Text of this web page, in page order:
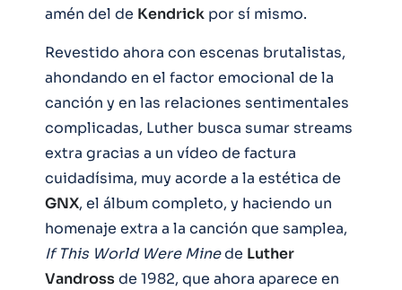
amén del de Kendrick por sí mismo.
Revestido ahora con escenas brutalistas,
ahondando en el factor emocional de la
canción y en las relaciones sentimentales
complicadas, Luther busca sumar streams
extra gracias a un vídeo de factura
cuidadísima, muy acorde a la estética de
GNX, el álbum completo, y haciendo un
homenaje extra a la canción que samplea,
If This World Were Minede Luther
Vandrossde 1982, que ahora aparece en